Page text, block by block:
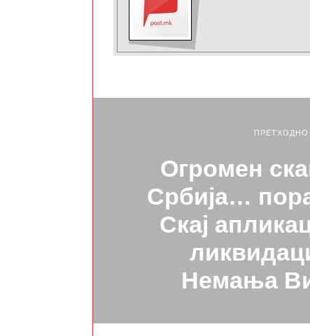
ПРЕТХОДНО
Огромен
Србија…
Скај
Немања